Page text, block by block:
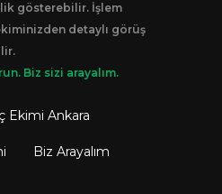
gösterebilir. İşlem
detaylı görüş
Biz sizi arayalım.
Ekimi Ankara
Biz Arayalım